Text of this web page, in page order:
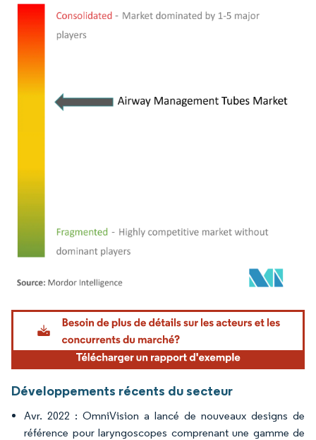
Image © Mordor Intelligence. La réutilisation nécessite une attribution sous CC BY
Développements récents du secteur
Avr. 2022 : OmniVision a lancé de nouveaux designs de
référence pour laryngoscopes comprenant une gamme de